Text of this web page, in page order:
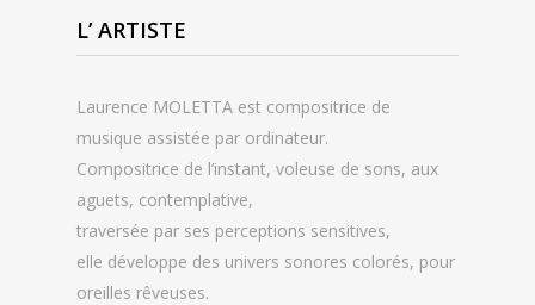
L’ ARTISTE
Laurence MOLETTA est compositrice de
musique assistée par ordinateur.
Compositrice de l’instant, voleuse de sons, aux
aguets, contemplative,
traversée par ses perceptions sensitives,
elle développe des univers sonores colorés, pour
oreilles rêveuses.